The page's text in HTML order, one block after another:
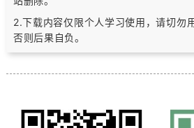
2.下载内容仅限个人学习使用，请切勿
否则后果自负。